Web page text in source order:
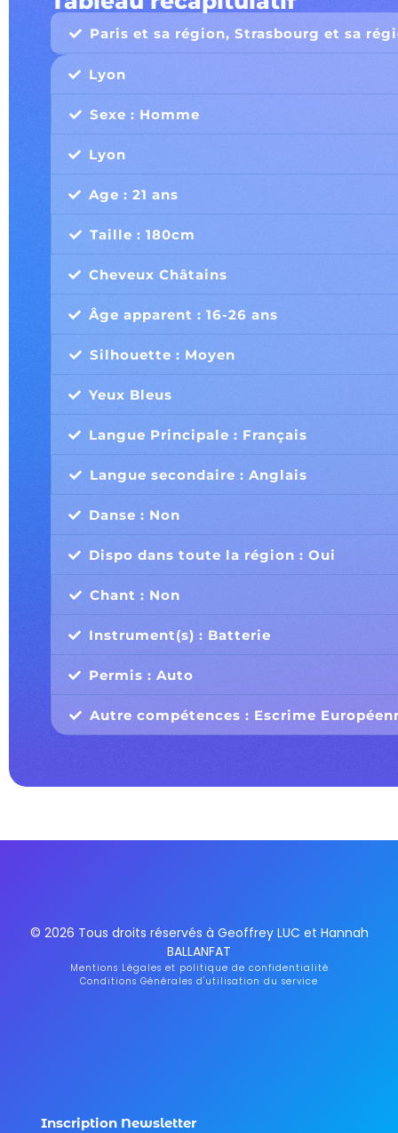
Paris et sa région, Strasbourg et sa
Lyon
Sexe : Homme
Lyon
Age : 21 ans
Taille : 180cm
Cheveux Châtains
Âge apparent : 16-26 ans
Silhouette : Moyen
Yeux Bleus
Langue Principale : Français
Langue secondaire : Anglais
Danse : Non
Dispo dans toute la région : Oui
Chant : Non
Instrument(s) : Batterie
Permis : Auto
Autre compétences : Escrime
© 2026 Tous droits réservés à Geoffrey LUC et Hannah
BALLANFAT
Mentions Légales et politique de confidentialité
Conditions Générales d'utilisation du service
Inscription Newsletter